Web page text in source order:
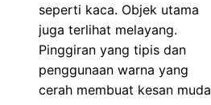
seperti kaca. Objek utama
juga terlihat melayang.
Pinggiran yang tipis dan
penggunaan warna yang
cerah membuat kesan muda